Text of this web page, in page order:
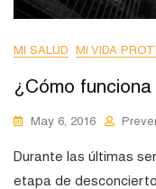
MI SALUD MI VIDA
¿Cómo
May 6, 2016
Durante las últimas
etapa de